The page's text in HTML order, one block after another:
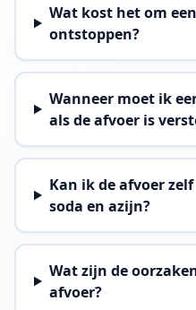
Wat kost het om
ontstoppen?
Wanneer moet ik
als de afvoer is
Kan ik de afvoer
soda en azijn?
Wat zijn de
afvoer?